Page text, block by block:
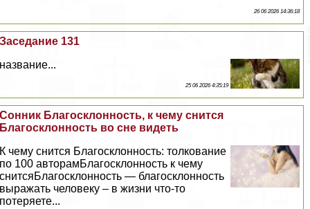
26 06 2026 14:36:18
Заседание 131
название...
25 06 2026 4:35:19
Сонник Благосклонность, к чему снится
Благосклонность во сне видеть
К чему снится Благосклонность: толкование
по 100 авторамБлагосклонность к чему
снитсяБлагосклонность — благосклонность
выражать человеку – в жизни что-то
потеряете...